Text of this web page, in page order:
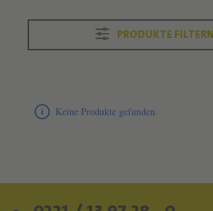
PRODUKTE FILTERN
Keine Produkte gefunden.